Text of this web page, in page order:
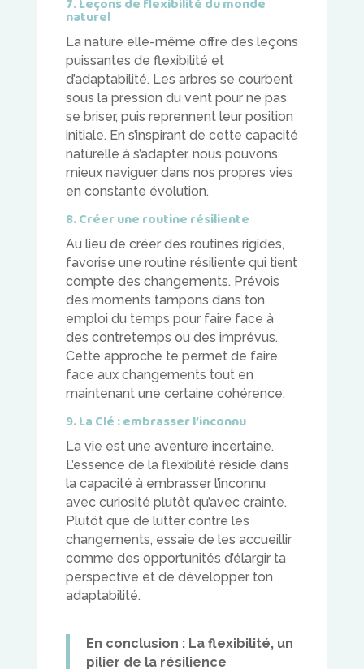
7. Leçons de flexibilité du monde
naturel
La nature elle-même offre des leçons
puissantes de flexibilité et
d’adaptabilité. Les arbres se courbent
sous la pression du vent pour ne pas
se briser, puis reprennent leur position
initiale. En s’inspirant de cette capacité
naturelle à s’adapter, nous pouvons
mieux naviguer dans nos propres vies
en constante évolution.
8. Créer une routine résiliente
Au lieu de créer des routines rigides,
favorise une routine résiliente qui tient
compte des changements. Prévois
des moments tampons dans ton
emploi du temps pour faire face à
des contretemps ou des imprévus.
Cette approche te permet de faire
face aux changements tout en
maintenant une certaine cohérence.
9. La Clé : embrasser l’inconnu
La vie est une aventure incertaine.
L’essence de la flexibilité réside dans
la capacité à embrasser l’inconnu
avec curiosité plutôt qu’avec crainte.
Plutôt que de lutter contre les
changements, essaie de les accueillir
comme des opportunités d’élargir ta
perspective et de développer ton
adaptabilité.
En conclusion : La flexibilité, un
pilier de la résilience